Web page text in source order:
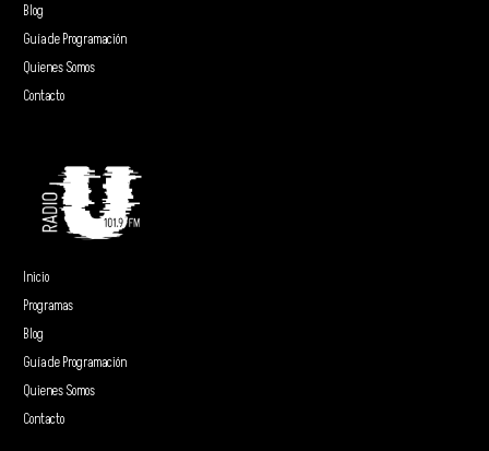
Blog
Guía de Programación
Quienes Somos
Contacto
Inicio
Programas
Blog
Guía de Programación
Quienes Somos
Contacto